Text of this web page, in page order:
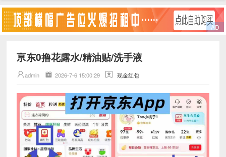
亰东0撸花露水/精油贴/洗手液
admin 2026-7-6 15:00:29 现金红包